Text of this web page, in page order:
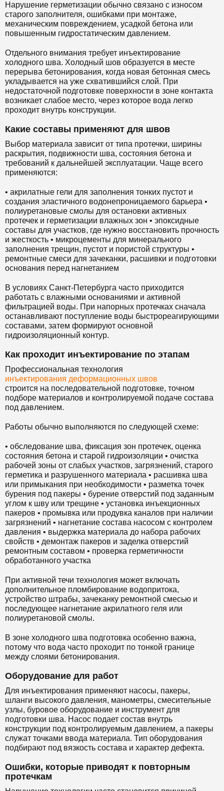
Нарушение герметизации обычно связано с износом
старого заполнителя, ошибками при монтаже,
механическим повреждением, усадкой бетона или
повышенным гидростатическим давлением.
Отдельного внимания требует инъектирование
холодного шва. Холодный шов образуется в месте
перерыва бетонирования, когда новая бетонная смесь
укладывается на уже схватившийся слой. При
недостаточной подготовке поверхности в зоне контакта
возникает слабое место, через которое вода легко
проходит внутрь конструкции.
Какие составы применяют для швов
Выбор материала зависит от типа протечки, ширины
раскрытия, подвижности шва, состояния бетона и
требований к дальнейшей эксплуатации. Чаще всего
применяются:
• акрилатные гели для заполнения тонких пустот и
создания эластичного водонепроницаемого барьера •
полиуретановые смолы для остановки активных
протечек и герметизации влажных зон • эпоксидные
составы для участков, где нужно восстановить прочность
и жесткость • микроцементы для минерального
заполнения трещин, пустот и пористой структуры •
ремонтные смеси для зачеканки, расшивки и подготовки
основания перед нагнетанием
В условиях Санкт-Петербурга часто приходится
работать с влажными основаниями и активной
фильтрацией воды. При напорных протечках сначала
останавливают поступление воды быстрореагирующими
составами, затем формируют основной
гидроизоляционный контур.
Как проходит инъектирование по этапам
Профессиональная технология
инъектирования деформационных швов
строится на последовательной подготовке, точном
подборе материалов и контролируемой подаче состава
под давлением.
Работы обычно выполняются по следующей схеме:
• обследование шва, фиксация зон протечек, оценка
состояния бетона и старой гидроизоляции • очистка
рабочей зоны от слабых участков, загрязнений, старого
герметика и разрушенного материала • расшивка шва
или примыкания при необходимости • разметка точек
бурения под пакеры • бурение отверстий под заданным
углом к шву или трещине • установка инъекционных
пакеров • промывка или продувка каналов при наличии
загрязнений • нагнетание состава насосом с контролем
давления • выдержка материала до набора рабочих
свойств • демонтаж пакеров и заделка отверстий
ремонтным составом • проверка герметичности
обработанного участка
При активной течи технология может включать
дополнительное пломбирование водопритока,
устройство штрабы, зачеканку ремонтной смесью и
последующее нагнетание акрилатного геля или
полиуретановой смолы.
В зоне холодного шва подготовка особенно важна,
потому что вода часто проходит по тонкой границе
между слоями бетонирования.
Оборудование для работ
Для инъектирования применяют насосы, пакеры,
шланги высокого давления, манометры, смесительные
узлы, буровое оборудование и инструмент для
подготовки шва. Насос подает состав внутрь
конструкции под контролируемым давлением, а пакеры
служат точками ввода материала. Тип оборудования
подбирают под вязкость состава и характер дефекта.
Ошибки, которые приводят к повторным
протечкам